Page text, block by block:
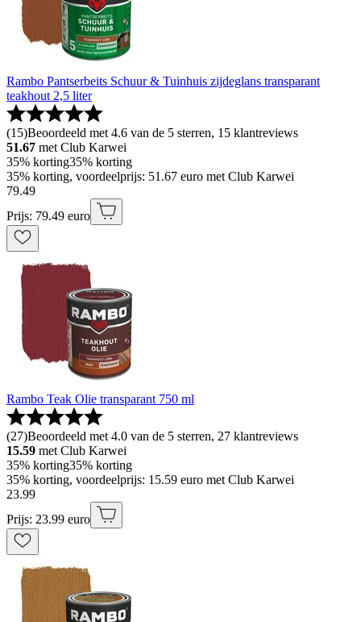
Rambo Pantserbeits Schuur & Tuinhuis zijdeglans transparant
teakhout 2,5 liter
(15)Beoordeeld met 4.6 van de 5 sterren, 15 klantreviews
51.67 met Club Karwei
35% korting35% korting
35% korting, voordeelprijs: 51.67 euro met Club Karwei
79.49
Prijs: 79.49 euro
Rambo Teak Olie transparant 750 ml
(27)Beoordeeld met 4.0 van de 5 sterren, 27 klantreviews
15.59 met Club Karwei
35% korting35% korting
35% korting, voordeelprijs: 15.59 euro met Club Karwei
23.99
Prijs: 23.99 euro